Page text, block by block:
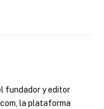
fundador y editor
la plataforma